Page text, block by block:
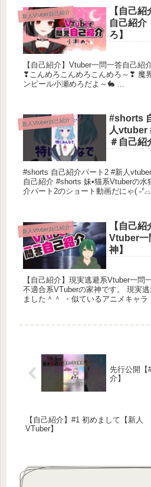
新人Vtuber自己紹介
【自己
自己紹介
ろ】
【自己紹介】Vtuber一問一答自己紹
❣こんめろこんめろこんめろ～❣ 魔
ンピール小瀬めろだよ～🐇 ...
新人Vtuber自己紹介
#shorts
人vtuber
＃自己紹
#shorts 自己紹介パート2 #新人
自己紹介 #shorts 妹•猫系Vtuberの水猫シオンですにゃ 自己紹
介パート2のショート動画だにゃ(
新人Vtuber自己紹介
【自己
Vtuber一
神】
【自己紹介】現実逃避系Vtuber一問一
不適合系VTuberの家神です。 現実逃避するためにVtuberになり
ました＾＾ ・似ているアニメキャラ →かぐや様は告らせた
先行公開【
介】
【自己紹介】#1 初めまして【新人
VTuber】